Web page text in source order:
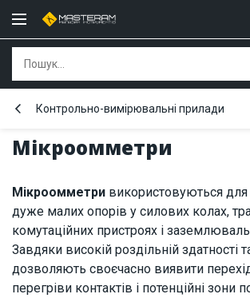
Мікроомметри
Контрольно-вимірювальні прилади
Мікроомметри використовуються
дуже малих опорів у силових колах,
комутаційних пристроях і
Завдяки високій роздільній здатності
дозволяють своєчасно виявити
перегріви контактів і потенційні